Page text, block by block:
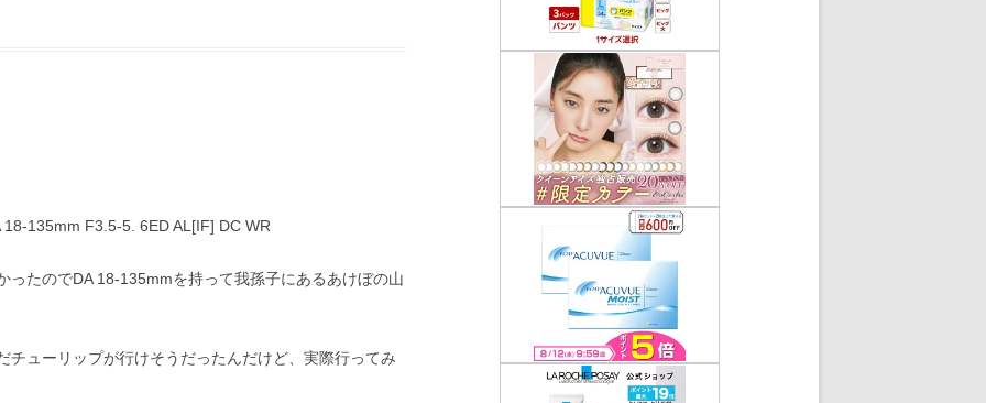
135mm F3.5-5. 6ED AL[IF] DC WR
ったのでDA 18-135mmを持って我孫子にあるあけぼの山
チューリップが行けそうだったんだけど、実際行ってみ